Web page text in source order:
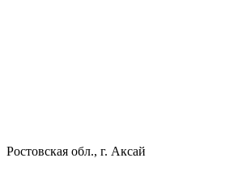
Ростовская обл., г. Аксай